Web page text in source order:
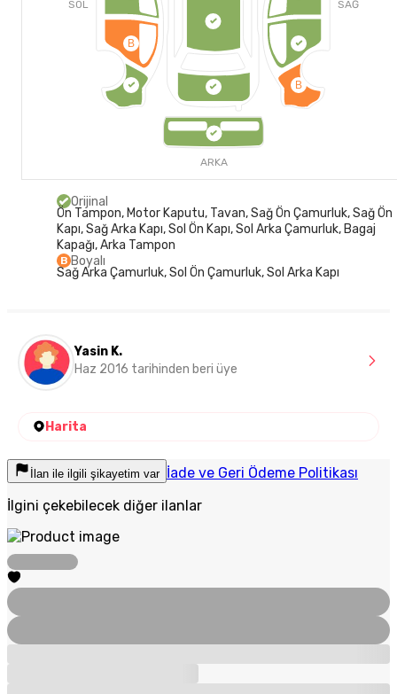
SOL
B
B
SAĞ
ARKA
Orijinal
Ön Tampon, Motor Kaputu, Tavan, Sağ Ön Çamurluk, Sağ Ön
Kapı, Sağ Arka Kapı, Sol Ön Kapı, Sol Arka Çamurluk, Bagaj
Kapağı, Arka Tampon
B Boyalı
Sağ Arka Çamurluk, Sol Ön Çamurluk, Sol Arka Kapı
Yasin K.
Haz 2016 tarihinden beri üye
Harita
İlan ile ilgili şikayetim var İade ve Geri Ödeme Politikası
İlgini çekebilecek diğer ilanlar